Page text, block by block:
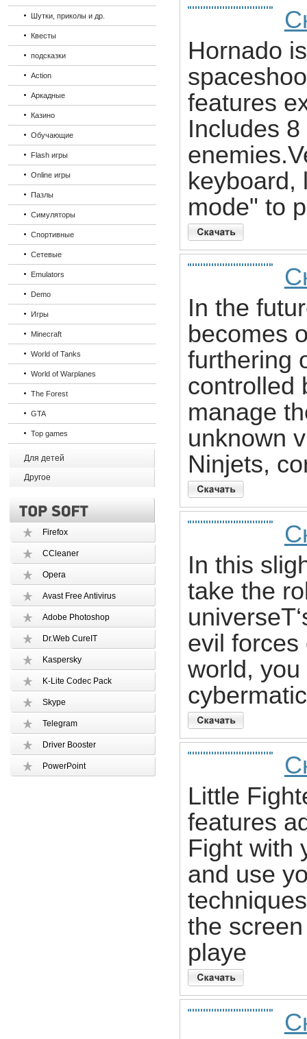
Шутки, приколы и др.
Квесты
подсказки
Action
Аркадные
Казино
Обучающие
Flash игры
Online игры
Пазлы
Симуляторы
Спортивные
Сетевые
Emulators
Demo
Игры
Minecraft
World of Tanks
World of Warplanes
The Forest
GTA
Top games
Для детей
Другое
Firefox
CCleaner
Opera
Avast Free Antivirus
Adobe Photoshop
Dr.Web CureIT
Kaspersky
K-Lite Codec Pack
Skype
Telegram
Driver Booster
PowerPoint
Hornado
features
Includes
keyboard,
mode" to
In the
becomes
furthering
controlled
manage
unknown
Ninjets,
In this
take the
evil forces
world,
Little
features
Fight with
and use
the
playe